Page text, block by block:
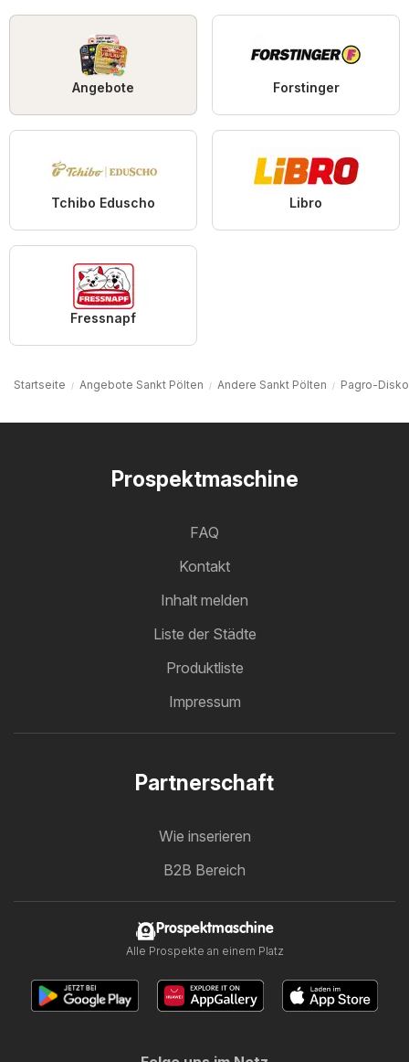
Angebote Forstinger
Tchibo Eduscho Libro
Fressnapf
Startseite Angebote Sankt Pölten Andere Sankt Pölten Pagro-
Prospektmaschine
FAQ
Kontakt
Inhalt melden
Liste der Städte
Produktliste
Impressum
Partnerschaft
Wie inserieren
B2B Bereich
Prospektmaschine
Alle Prospekte an einem Platz